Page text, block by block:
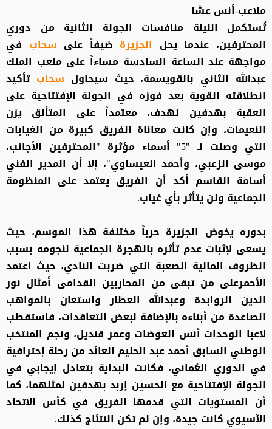
ملاعب-أنس عشا
تُستكمل الليلة منافسات الجولة الثانية من دوري
المحترفين، عندما يحل الجزيرة ضيفاً على سحاب في
مواجهة عند الساعة السادسة مساءاً على ملعب الملك
عبدالله الثاني بالقويسمة، حيث سيحاول سحابتأكيد
انطلاقته القوية بعد فوزه في الجولة الإفتتاحية على
العقبة بهدفين لهدف، معتمداً على المتألق يزن
النعيمات، وإن كانت معاناة الفريق كبيرة من الغيابات
التي وصلت لـ "5" أسماء مؤثرة "المحترفين الأجانب،
موسى الزعبي، وأحمد العيساوي"، إلا أن المدير الفني
أسامة القاسم أكد أن الفريق يعتمد على المنظومة
الجماعية ولن يتأثر بأي غياب.
بدوره يخوض الجزيرة حرباً مختلفة هذا الموسم، حيث
يسعى لإثبات عدم تأثره بالهجرة الجماعية لنجومه بسبب
الظروف المالية الصعبة التي ضربت النادي، حيث اعتمد
الأحمرعلى من تبقى من المحاربين القدامى أمثال نور
الدين الروابدة وعبدالله العطار واستعان بالمواهب
الصاعدة من أبناءه بالإضافة لبعض التعاقدات، فاستقطب
لاعبا الوحدات أنس العوضات وعمر قنديل، ونجم المنتخب
الوطني السابق أحمد عبد الحليم العائد من رحلة إحترافية
في الدوري العُماني، فكانت البداية بتعادل إيجابي في
الجولة الإفتتاحية مع الحسين إربد بهدفين لمثلهما، كما
أن المستويات التي قدمها الفريق في كأس الاتحاد
الآسيوي كانت جيدة، وإن لم تكن النتئاج كذلك.